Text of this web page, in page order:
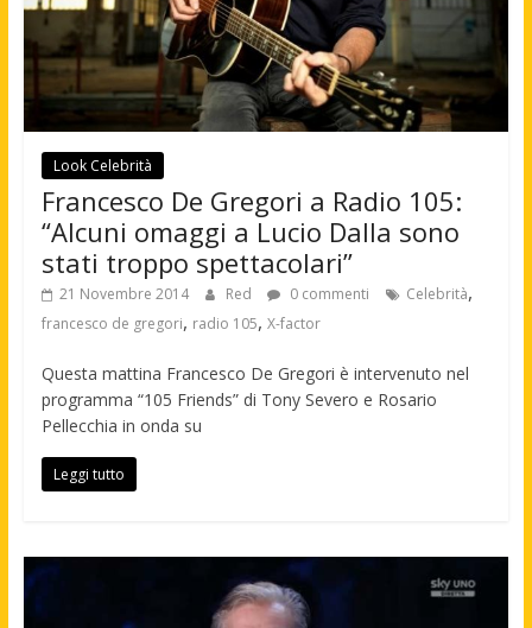
Look Celebrità
Francesco De Gregori a Radio 105:
“Alcuni omaggi a Lucio Dalla sono
stati troppo spettacolari”
21 Novembre 2014 Red 0 commenti Celebrità,
francesco de gregori, radio 105, X-factor
Questa mattina Francesco De Gregori è intervenuto nel
programma “105 Friends” di Tony Severo e Rosario
Pellecchia in onda su
Leggi tutto